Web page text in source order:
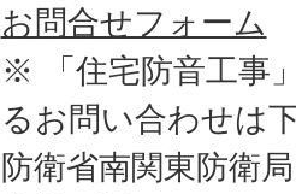
お問合せフォーム
※ 「住宅防音工事
るお問い合わせは
防衛省南関東防衛